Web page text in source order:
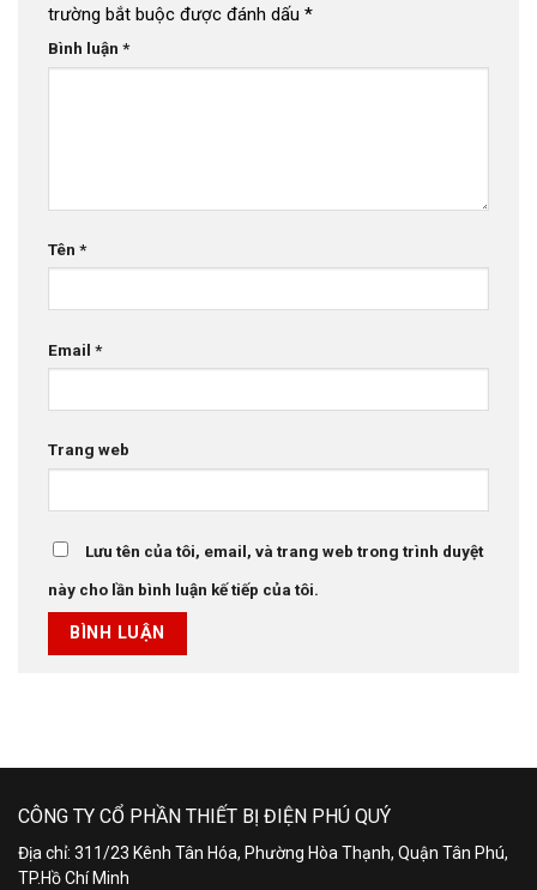
trường bắt buộc được đánh dấu *
Bình luận *
Tên *
Email *
Trang web
Lưu tên của tôi, email, và trang web trong trình duyệt
này cho lần bình luận kế tiếp của tôi.
CÔNG TY CỔ PHẦN THIẾT BỊ ĐIỆN PHÚ QUÝ
Địa chỉ: 311/23 Kênh Tân Hóa, Phường Hòa Thạnh, Quận Tân Phú,
TP.Hồ Chí Minh